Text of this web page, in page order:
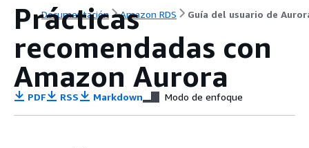
Documentación Amazon RDS Guía del usuario de
Prácticas
recomendadas con
Amazon Aurora
PDF RSS Markdown Modo de enfoque